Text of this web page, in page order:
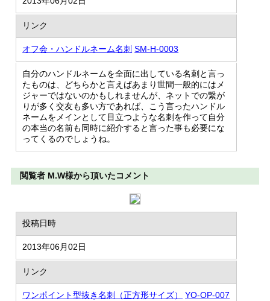
リンク
オフ会・ハンドルネーム名刺 SM-H-0003
自分のハンドルネームを全面に出している名刺と言っ
たものは、どちらかと言えばあまり世間一般的にはメ
ジャーではないのかもしれませんが、ネットでの繋が
りが多く交友も多い方であれば、こう言ったハンドル
ネームをメインとして目立つような名刺を作って自分
の本当の名前も同時に紹介すると言った事も必要にな
ってくるのでしょうね。
閲覧者 M.W様から頂いたコメント
投稿日時
2013年06月02日
リンク
ワンポイント型抜き名刺（正方形サイズ） YO-OP-007